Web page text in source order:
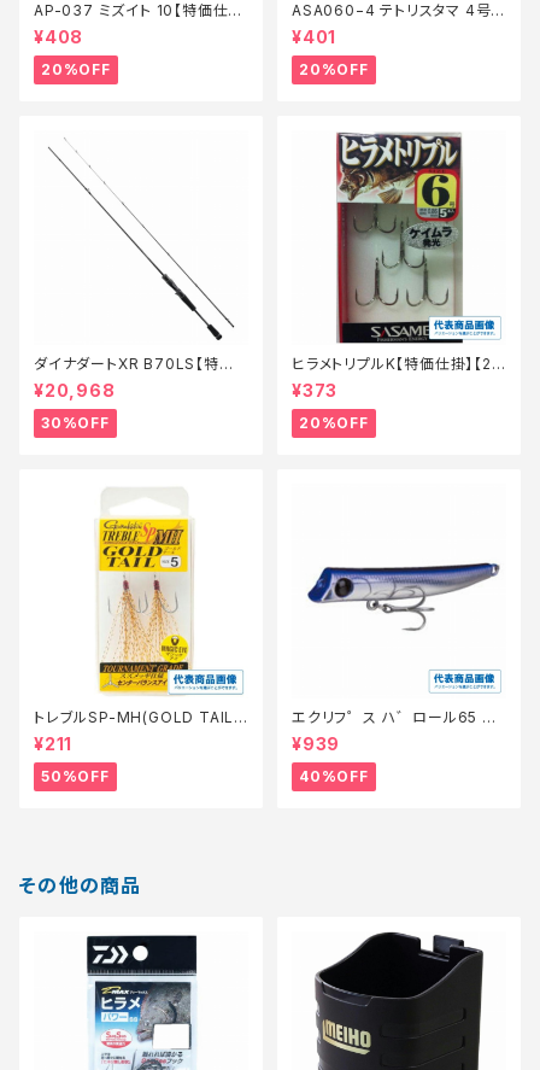
AP-037 ミズイト 10【特価仕
掛】【20】
¥408
20%OFF
ASA060−4 テトリスタマ 4号
【特価仕掛】【20】
¥401
20%OFF
ダイナダートXR B70LS【特価
ロッド】【30】
¥20,968
30%OFF
ヒラメトリプルK【特価仕掛】【2
0】
¥373
20%OFF
トレブルSP-MH(GOLD TAIL)
8【特価仕掛】【50】
¥211
50%OFF
エクリフ゜ス ハ゛ロール65 #0
10 ク゛ローホ゛ラ【特価ルア
ー】【40】
¥939
40%OFF
その他の商品